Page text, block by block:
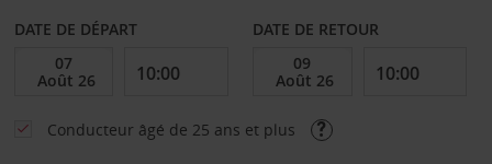
DATE DE DÉPART DATE DE RETOUR
Conducteur âgé de 25 ans et plus